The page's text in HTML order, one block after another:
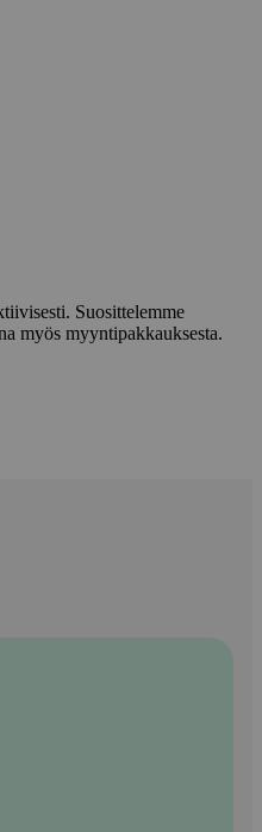
Suosittelemme
myös myyntipakkauksesta.